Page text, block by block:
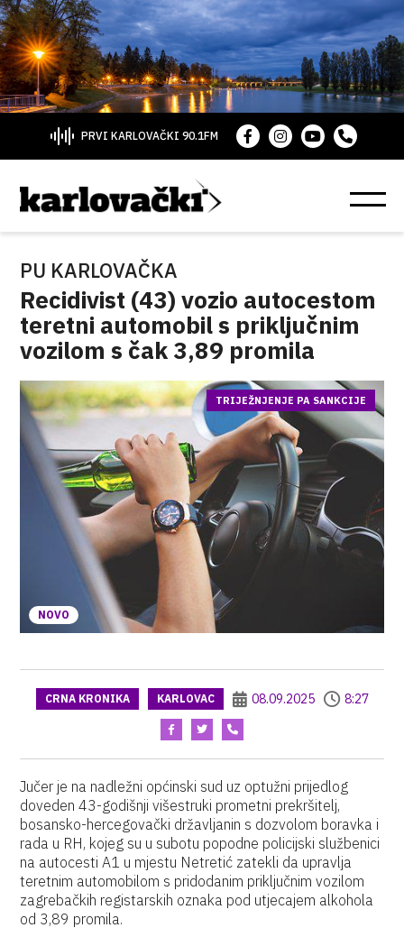
PRVI KARLOVAČKI 90.1FM
PU KARLOVAČKA
Recidivist (43) vozio autocestom
teretni automobil s priključnim
vozilom s čak 3,89 promila
NOVO
TRIJEŽNJENJE PA SANKCIJE
CRNA KRONIKA KARLOVAC 08.09.2025 8:27
Jučer je na nadležni općinski sud uz optužni prijedlog
doveden 43-godišnji višestruki prometni prekršitelj,
bosansko-hercegovački državljanin s dozvolom boravka i
rada u RH, kojeg su u subotu popodne policijski službenici
na autocesti A1 u mjestu Netretić zatekli da upravlja
teretnim automobilom s pridodanim priključnim vozilom
zagrebačkih registarskih oznaka pod utjecajem alkohola
od 3,89 promila.